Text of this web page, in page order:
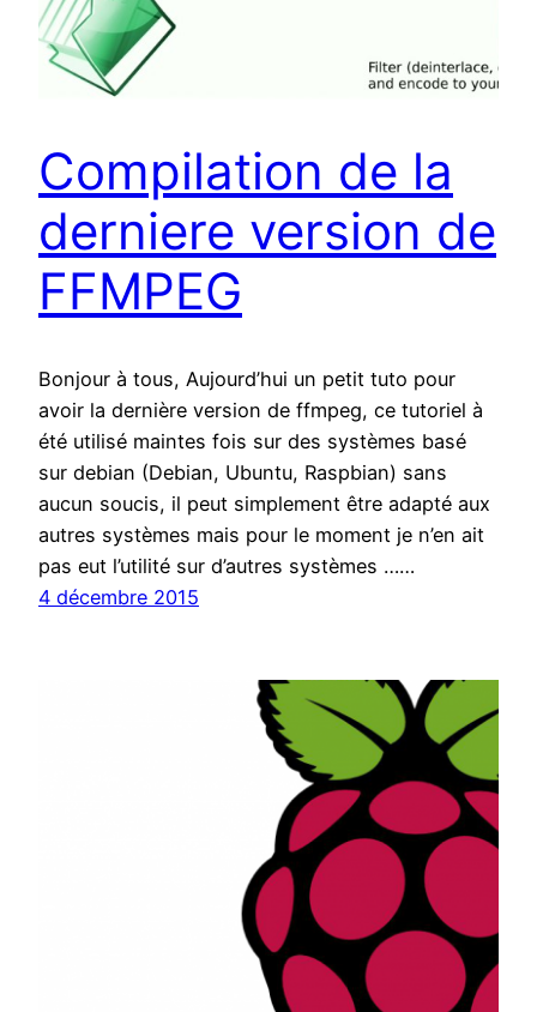
Compilation de la
derniere version de
FFMPEG
Bonjour à tous, Aujourd’hui un petit tuto pour
avoir la dernière version de ffmpeg, ce tutoriel à
été utilisé maintes fois sur des systèmes basé
sur debian (Debian, Ubuntu, Raspbian) sans
aucun soucis, il peut simplement être adapté aux
autres systèmes mais pour le moment je n’en ait
pas eut l’utilité sur d’autres systèmes ……
4 décembre 2015